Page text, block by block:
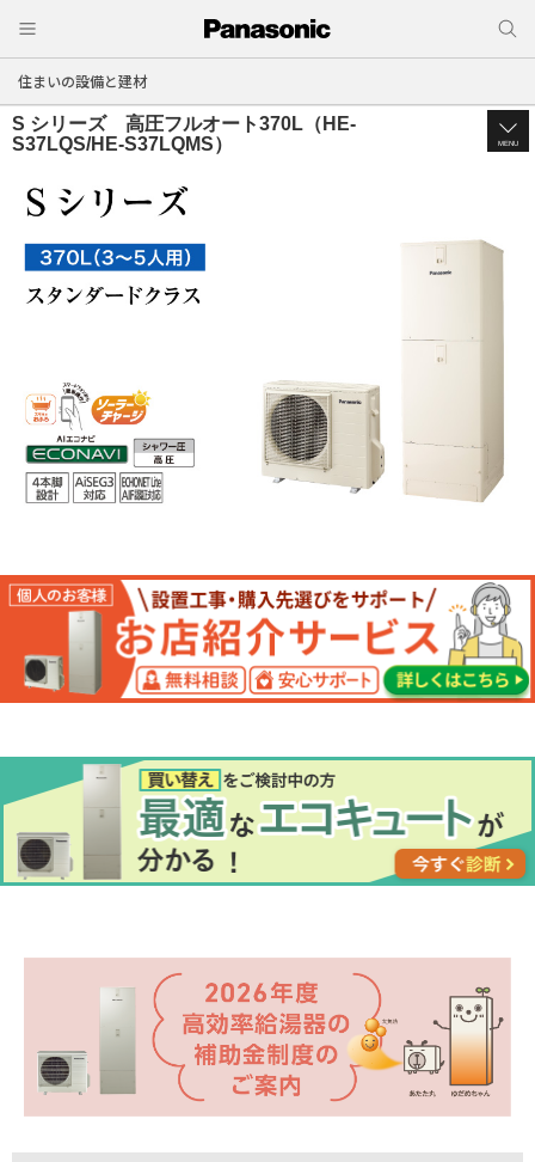
住まいの設備と建材
S シリーズ 高圧フルオート370L（HE-
S37LQS/HE-S37LQMS）
MENU